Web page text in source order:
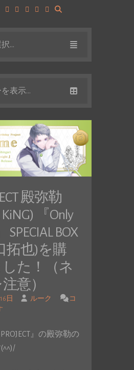
...
表示...
殿弥勒
KiNG) 『Only
SPECIAL BOX
拓也)を購
した！（ネ
意）
日 ルーク
コ
』の殿弥勒の